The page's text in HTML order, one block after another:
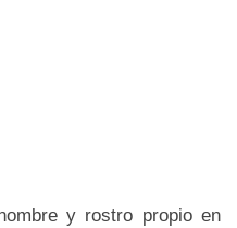
y rostro propio en